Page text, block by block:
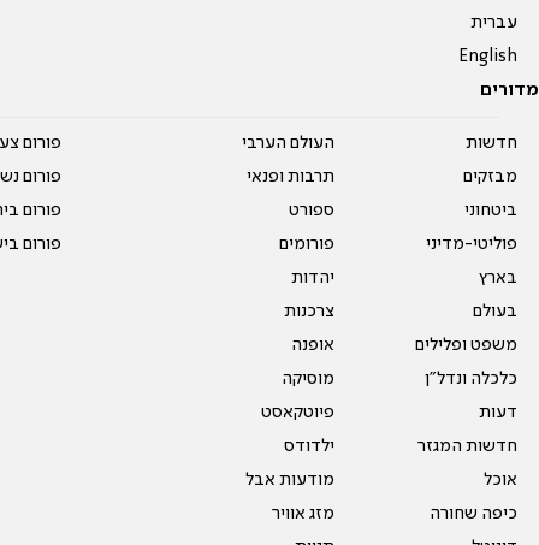
עברית
English
מדורים
חדשות
מבזקים
ביטחוני
פוליטי-מדיני
בארץ
בעולם
משפט ופלילים
כלכלה ונדל"ן
דעות
חדשות המגזר
אוכל
כיפה שחורה
העולם הערבי
תרבות ופנאי
ספורט
פורומים
יהדות
צרכנות
אופנה
מוסיקה
פיוטקאסט
ילדודס
מודעות אבל
מזג אוויר
פורום
פורום
פורום
פורום